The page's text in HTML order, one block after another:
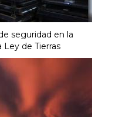
seguridad en la
Ley de Tierras